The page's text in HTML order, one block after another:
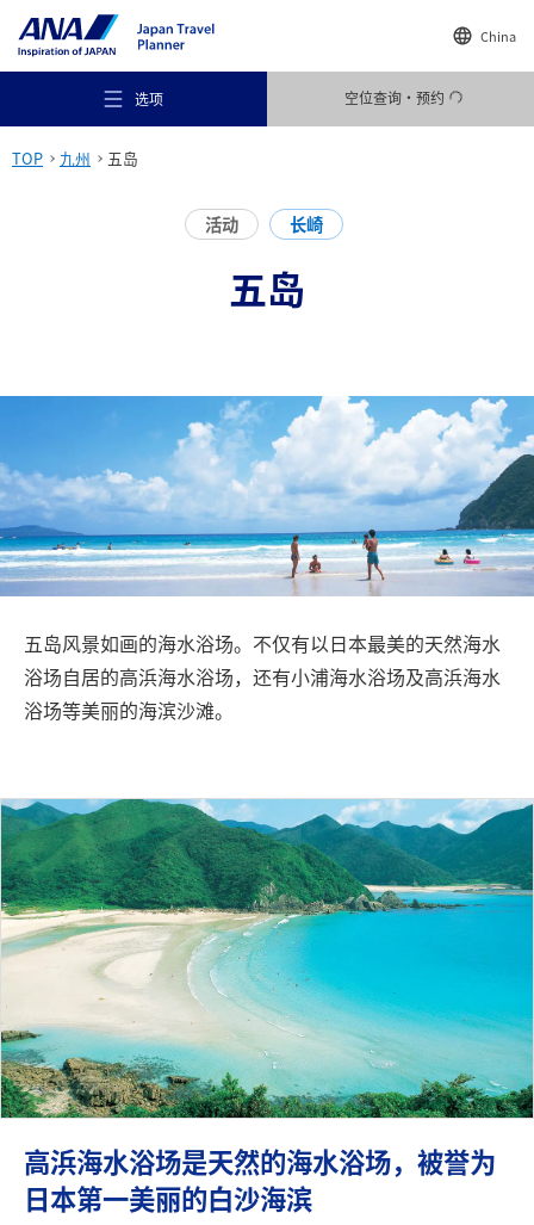
China
选项 空位查询・预约
旅行信息
TOP 九州 五岛
活动 长崎
五岛
五岛风景如画的海水浴场。不仅有以日本最美的天然海水
浴场自居的高浜海水浴场，还有小浦海水浴场及高浜海水
浴场等美丽的海滨沙滩。
高浜海水浴场是天然的海水浴场，被誉为
日本第一美丽的白沙海滨